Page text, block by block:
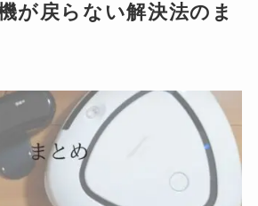
が戻らない解決法のま